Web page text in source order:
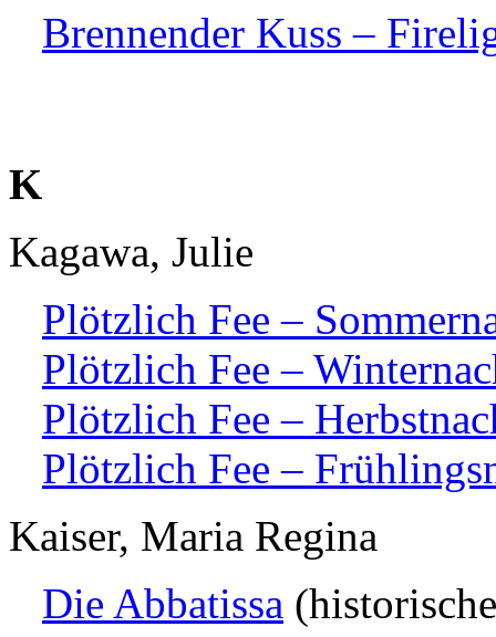
Brennender Kuss –
K
Kagawa, Julie
Plötzlich Fee –
Plötzlich Fee –
Plötzlich Fee –
Plötzlich Fee –
Kaiser, Maria Regina
Die Abbatissa